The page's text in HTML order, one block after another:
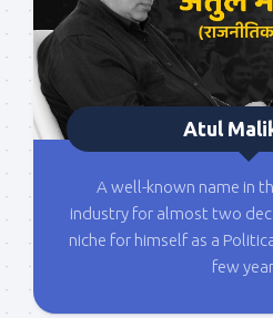
Atul
A well-known name in
industry for almost two
niche for himself as a
few